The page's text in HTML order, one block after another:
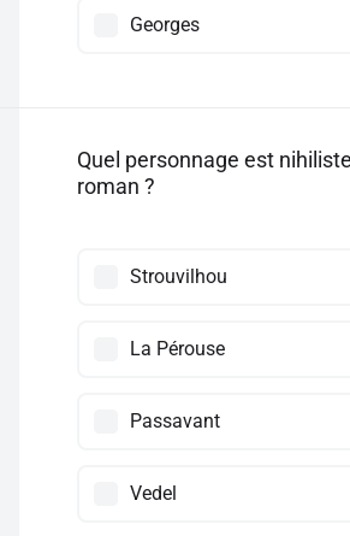
Georges
Quel personnage est
roman ?
Strouvilhou
La Pérouse
Passavant
Vedel